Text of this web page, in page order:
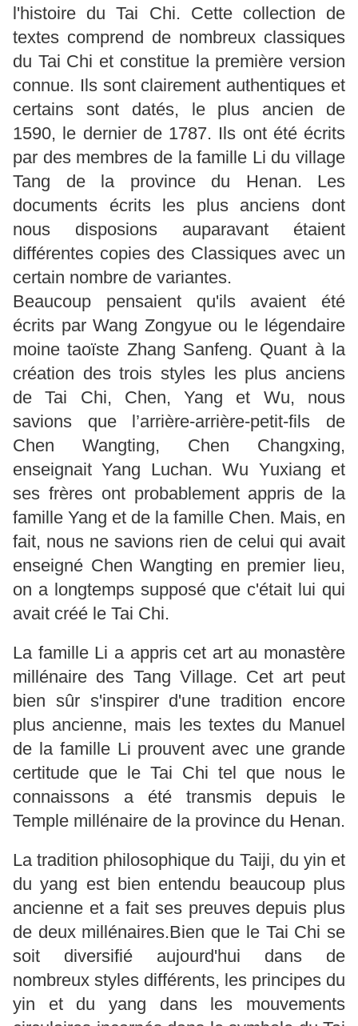
l'histoire du Tai Chi. Cette collection de
textes comprend de nombreux classiques
du Tai Chi et constitue la première version
connue. Ils sont clairement authentiques et
certains sont datés, le plus ancien de
1590, le dernier de 1787. Ils ont été écrits
par des membres de la famille Li du village
Tang de la province du Henan. Les
documents écrits les plus anciens dont
nous disposions auparavant étaient
différentes copies des Classiques avec un
certain nombre de variantes.
Beaucoup pensaient qu'ils avaient été
écrits par Wang Zongyue ou le légendaire
moine taoïste Zhang Sanfeng. Quant à la
création des trois styles les plus anciens
de Tai Chi, Chen, Yang et Wu, nous
savions que l’arrière-arrière-petit-fils de
Chen Wangting, Chen Changxing,
enseignait Yang Luchan. Wu Yuxiang et
ses frères ont probablement appris de la
famille Yang et de la famille Chen. Mais, en
fait, nous ne savions rien de celui qui avait
enseigné Chen Wangting en premier lieu,
on a longtemps supposé que c'était lui qui
avait créé le Tai Chi.
La famille Li a appris cet art au monastère
millénaire des Tang Village. Cet art peut
bien sûr s'inspirer d'une tradition encore
plus ancienne, mais les textes du Manuel
de la famille Li prouvent avec une grande
certitude que le Tai Chi tel que nous le
connaissons a été transmis depuis le
Temple millénaire de la province du Henan.
La tradition philosophique du Taiji, du yin et
du yang est bien entendu beaucoup plus
ancienne et a fait ses preuves depuis plus
de deux millénaires.Bien que le Tai Chi se
soit diversifié aujourd'hui dans de
nombreux styles différents, les principes du
yin et du yang dans les mouvements